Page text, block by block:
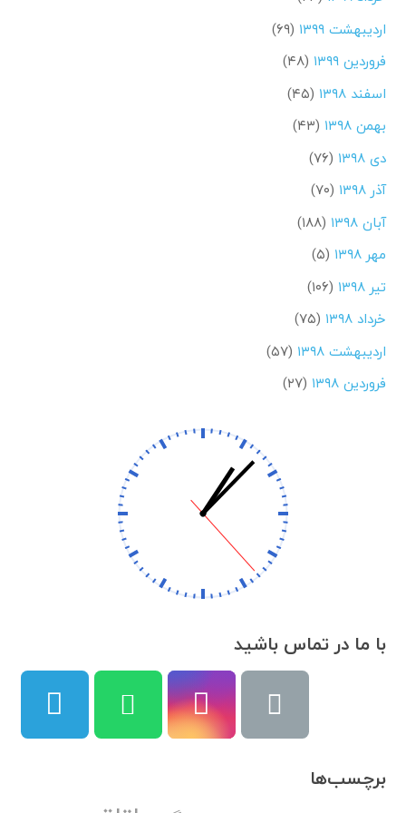
اردیبهشت ۱۳۹۹
(۶۹)
فروردین ۱۳۹۹
(۴۸)
اسفند ۱۳۹۸
(۴۵)
بهمن ۱۳۹۸
(۴۳)
دی ۱۳۹۸
(۷۶)
آذر ۱۳۹۸
(۷۰)
آبان ۱۳۹۸
(۱۸۸)
مهر ۱۳۹۸
(۵)
تیر ۱۳۹۸
(۱۰۶)
خرداد ۱۳۹۸
(۷۵)
اردیبهشت ۱۳۹۸
(۵۷)
فروردین ۱۳۹۸
(۲۷)
با ما در تماس باشید
برچسب‌ها